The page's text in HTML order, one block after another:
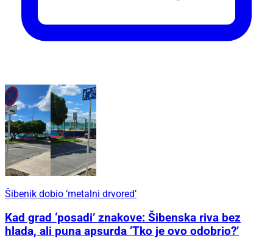
Šibenik dobio ‘metalni drvored’
Kad grad ‘posadi’ znakove: Šibenska riva bez
hlada, ali puna apsurda ‘Tko je ovo odobrio?’